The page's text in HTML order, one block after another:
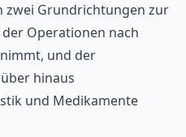
zwei Grundrichtungen zur
Operationen nach
und der
hinaus
und Medikamente